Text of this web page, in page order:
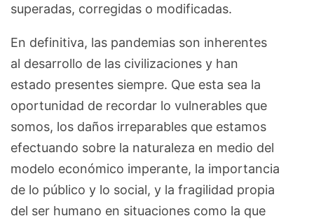
superadas, corregidas o modificadas.
En definitiva, las pandemias son inherentes
al desarrollo de las civilizaciones y han
estado presentes siempre. Que esta sea la
oportunidad de recordar lo vulnerables que
somos, los daños irreparables que estamos
efectuando sobre la naturaleza en medio del
modelo económico imperante, la importancia
de lo público y lo social, y la fragilidad propia
del ser humano en situaciones como la que